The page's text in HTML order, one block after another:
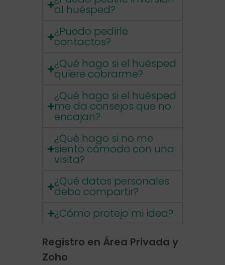
al huésped?
¿Puedo pedirle
contactos?
¿Qué hago si el huésped
quiere cobrarme?
¿Qué hago si el huésped
me da consejos que no
encajan?
¿Qué hago si no me
siento cómodo con una
visita?
¿Qué datos personales
debo compartir?
¿Cómo protejo mi idea?
Registro en Área Privada y
Zoho